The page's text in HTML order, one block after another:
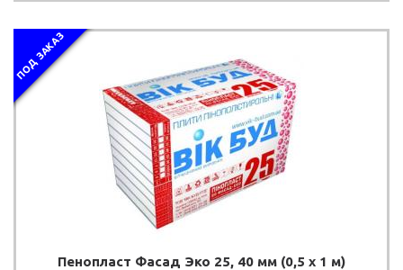
ПОД ЗАКАЗ
Пенопласт Фасад Эко 25, 40 мм (0,5 х 1 м)